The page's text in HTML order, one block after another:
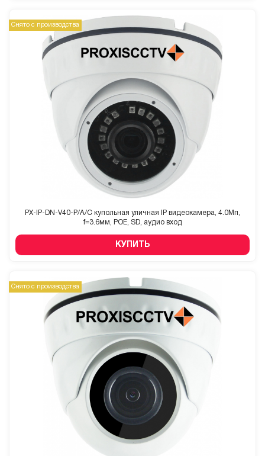
Снято с производства
PX-IP-DN-V40-P/A/C купольная уличная IP видеокамера, 4.0Мп,
f=3.6мм, POE, SD, аудио вход
КУПИТЬ
Снято с производства